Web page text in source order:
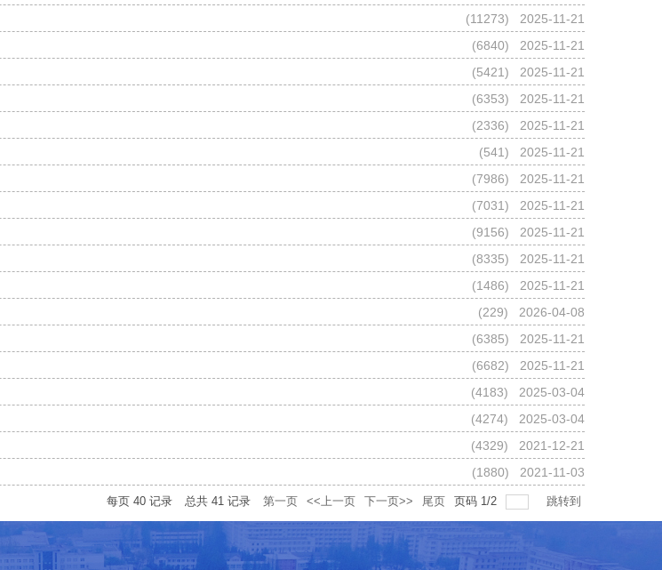
(11273) 2025-11-21
(6840) 2025-11-21
(5421) 2025-11-21
(6353) 2025-11-21
(2336) 2025-11-21
(541) 2025-11-21
(7986) 2025-11-21
(7031) 2025-11-21
(9156) 2025-11-21
(8335) 2025-11-21
(1486) 2025-11-21
(229) 2026-04-08
(6385) 2025-11-21
(6682) 2025-11-21
(4183) 2025-03-04
(4274) 2025-03-04
(4329) 2021-12-21
(1880) 2021-11-03
每页 40 记录 总共 41 记录 第一页 <<上一页 下一页>> 尾页 页码 1 /2 跳转到